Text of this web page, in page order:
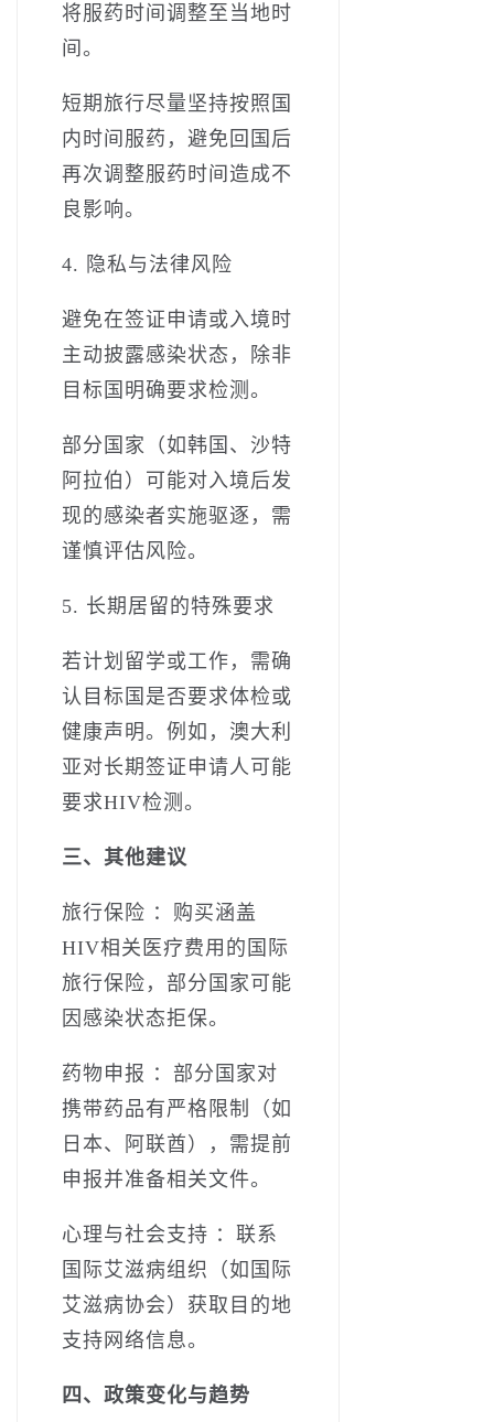
将服药时间调整至当地时
间。
短期旅行尽量坚持按照国
内时间服药，避免回国后
再次调整服药时间造成不
良影响。
4. 隐私与法律风险
避免在签证申请或入境时
主动披露感染状态，除非
目标国明确要求检测。
部分国家（如韩国、沙特
阿拉伯）可能对入境后发
现的感染者实施驱逐，需
谨慎评估风险。
5. 长期居留的特殊要求
若计划留学或工作，需确
认目标国是否要求体检或
健康声明。例如，澳大利
亚对长期签证申请人可能
要求HIV检测。
三、其他建议
旅行保险 ：购买涵盖
HIV相关医疗费用的国际
旅行保险，部分国家可能
因感染状态拒保。
药物申报 ：部分国家对
携带药品有严格限制（如
日本、阿联酋），需提前
申报并准备相关文件。
心理与社会支持 ：联系
国际艾滋病组织（如国际
艾滋病协会）获取目的地
支持网络信息。
四、政策变化与趋势